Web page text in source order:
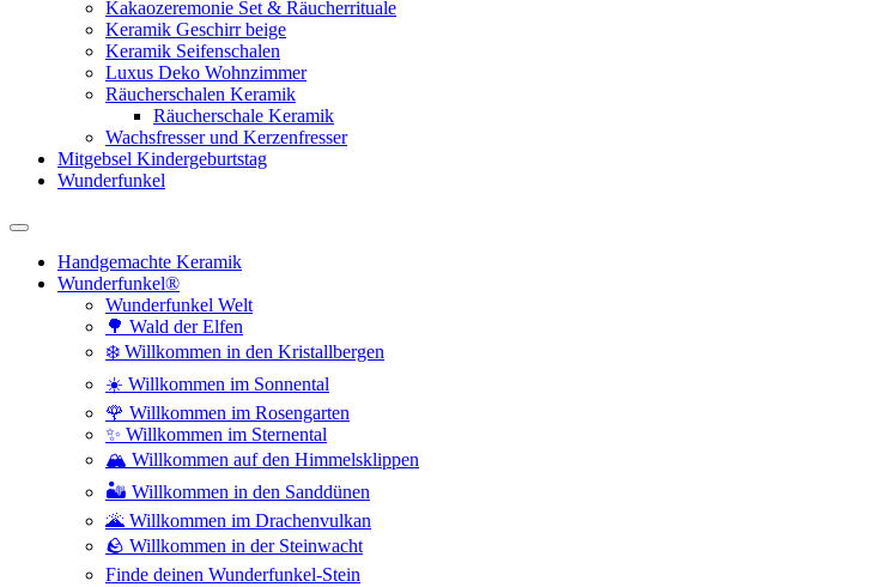
Kakaozeremonie Set & Räucherrituale
Keramik Geschirr beige
Keramik Seifenschalen
Luxus Deko Wohnzimmer
Räucherschalen Keramik
Räucherschale Keramik
Wachsfresser und Kerzenfresser
Mitgebsel Kindergeburtstag
Wunderfunkel
Handgemachte Keramik
Wunderfunkel®
Wunderfunkel Welt
🌳 Wald der Elfen
❄️ Willkommen in den Kristallbergen
☀️ Willkommen im Sonnental
🌹 Willkommen im Rosengarten
✨ Willkommen im Sternental
🏔️ Willkommen auf den Himmelsklippen
🏜️ Willkommen in den Sanddünen
🌋 Willkommen im Drachenvulkan
🪨 Willkommen in der Steinwacht
Finde deinen Wunderfunkel-Stein